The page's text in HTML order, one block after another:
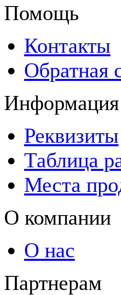
Помощь
Контакты
Обратная
Информация
Реквизиты
Таблица
Места
О компании
О нас
Партнерам